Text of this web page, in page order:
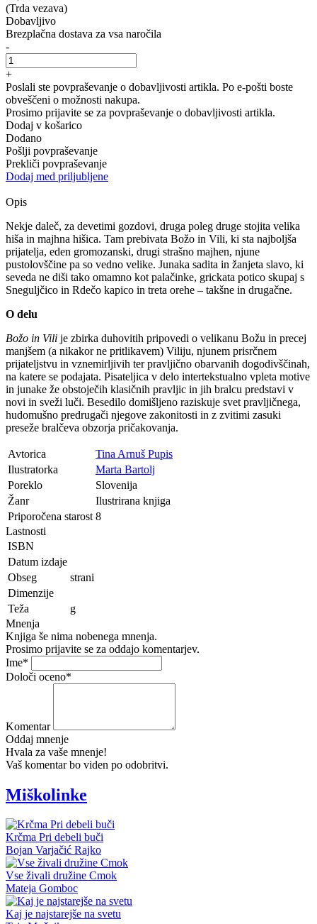
(Trda vezava)
Dobavljivo
Brezplačna dostava za vsa naročila
-
+
Poslali ste povpraševanje o dobavljivosti artikla. Po e-pošti boste
obveščeni o možnosti nakupa.
Prosimo prijavite se za povpraševanje o dobavljivosti artikla.
Dodaj v košarico
Dodano
Pošlji povpraševanje
Prekliči povpraševanje
Dodaj med priljubljene
Opis
Nekje daleč, za devetimi gozdovi, druga poleg druge stojita velika
hiša in majhna hišica. Tam prebivata Božo in Vili, ki sta najboljša
prijatelja, eden gromozanski, drugi strašno majhen, njune
pustolovščine pa so vedno velike. Junaka sadita in žanjeta slavo, ki
seveda ne diši tako omamno kot palačinke, grickata potico skupaj s
Sneguljčico in Rdečo kapico in treta orehe – takšne in drugačne.
O delu
Božo in Vili je zbirka duhovitih pripovedi o velikanu Božu in precej
manjšem (a nikakor ne pritlikavem) Viliju, njunem prisrčnem
prijateljstvu in vznemirljivih ter pravljično obarvanih dogodivščinah,
na katere se podajata. Pisateljica v delo intertekstualno vpleta motive
in junake že obstoječih klasičnih pravljic in jih bralcu predstavi v
novi in sveži luči. Besedilo domišljeno raziskuje svet pravljičnega,
hudomušno predrugači njegove zakonitosti in z zvitimi zasuki
preseže bralčeva obzorja pričakovanja.
Avtorica
Tina Arnuš Pupis
Ilustratorka
Marta Bartolj
Poreklo
Slovenija
Žanr
Ilustrirana knjiga
Priporočena starost 8
Lastnosti
ISBN
Datum izdaje
Obseg
strani
Dimenzije
Teža
g
Mnenja
Knjiga še nima nobenega mnenja.
Prosimo prijavite se za oddajo komentarjev.
Ime*
Določi oceno*
Komentar
Oddaj mnenje
Hvala za vaše mnenje!
Vaš komentar bo viden po odobritvi.
Miškolinke
Krčma Pri debeli buči
Bojan Varjačić Rajko
Vse živali družine Cmok
Mateja Gomboc
Kaj je najstarejše na svetu